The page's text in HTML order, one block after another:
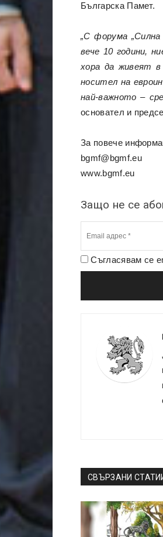
Българска Памет.
„С форума „Силна
вече 10 години,
хора да живеят
носител на
най-важното –
основател и
За повече
bgmf@bgmf.eu
www.bgmf.eu
Защо не се
Съгласявам се
СВЪРЗАНИ